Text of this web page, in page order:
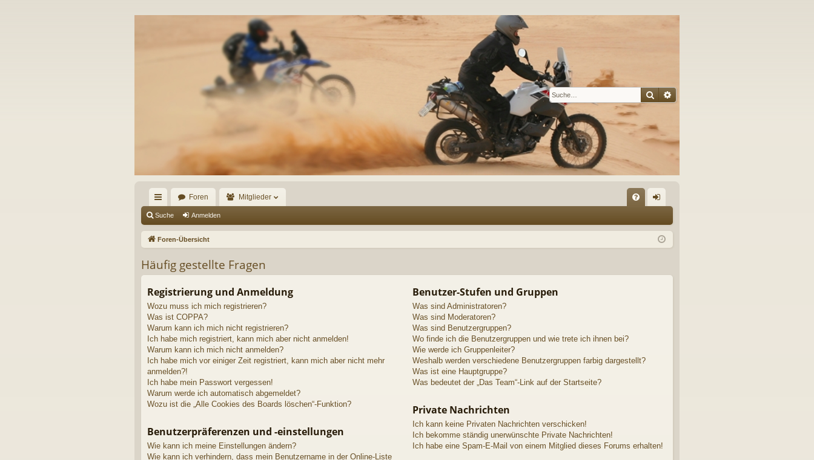
Suche
ch
ne
ug
Foren Mitglieder
Q m
Suche Anmelden
Foren-Übersicht
Häufig gestellte Fragen
Registrierung und Anmeldung
Wozu muss ich mich registrieren?
Was ist COPPA?
Warum kann ich mich nicht registrieren?
Ich habe mich registriert, kann mich aber nicht anmelden!
Warum kann ich mich nicht anmelden?
Ich habe mich vor einiger Zeit registriert, kann mich aber nicht mehr
anmelden?!
Ich habe mein Passwort vergessen!
Warum werde ich automatisch abgemeldet?
Wozu ist die „Alle Cookies des Boards löschen“-Funktion?
Benutzerpräferenzen und -einstellungen
Wie kann ich meine Einstellungen ändern?
Wie kann ich verhindern, dass mein Benutzername in der Online-Liste
Benutzer-Stufen und Gruppen
Was sind Administratoren?
Was sind Moderatoren?
Was sind Benutzergruppen?
Wo finde ich die Benutzergruppen und wie trete ich ihnen bei?
Wie werde ich Gruppenleiter?
Weshalb werden verschiedene Benutzergruppen farbig dargestellt?
Was ist eine Hauptgruppe?
Was bedeutet der „Das Team“-Link auf der Startseite?
Private Nachrichten
Ich kann keine Privaten Nachrichten verschicken!
Ich bekomme ständig unerwünschte Private Nachrichten!
Ich habe eine Spam-E-Mail von einem Mitglied dieses Forums erhalten!